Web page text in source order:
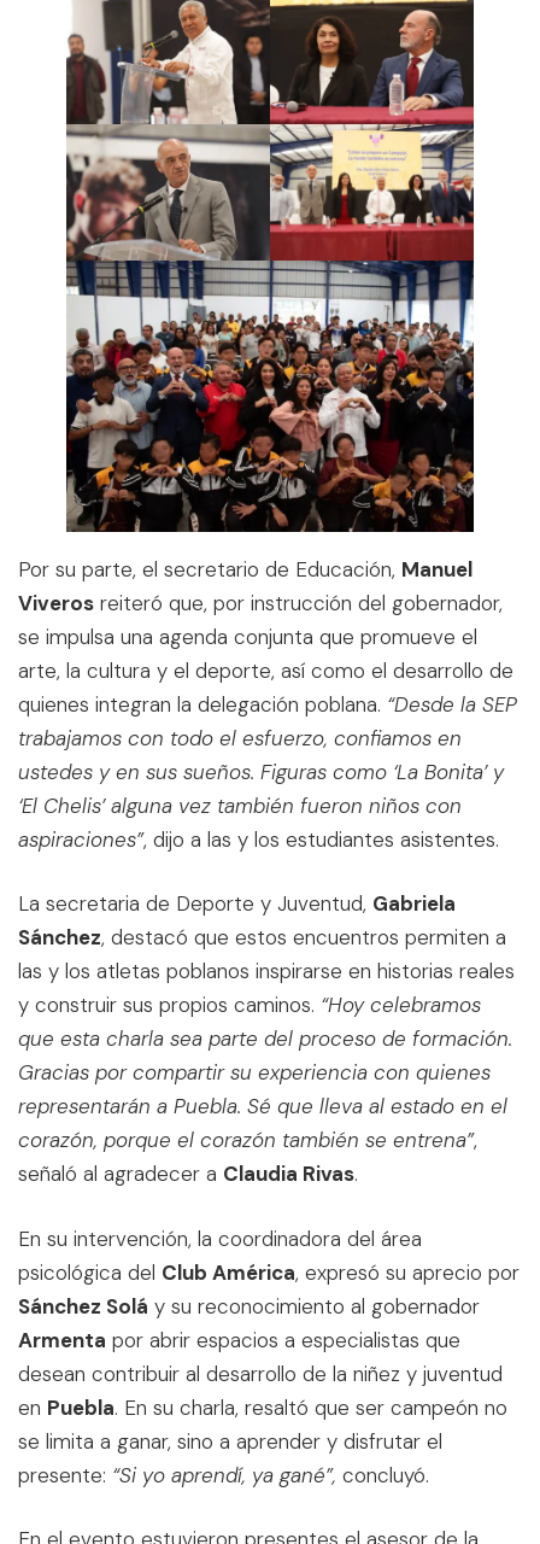
Por su parte, el secretario de Educación, Manuel
Viveros reiteró que, por instrucción del gobernador,
se impulsa una agenda conjunta que promueve el
arte, la cultura y el deporte, así como el desarrollo de
quienes integran la delegación poblana. “Desde la SEP
trabajamos con todo el esfuerzo, confiamos en
ustedes y en sus sueños. Figuras como ‘La Bonita’ y
‘El Chelis’ alguna vez también fueron niños con
aspiraciones”, dijo a las y los estudiantes asistentes.
La secretaria de Deporte y Juventud, Gabriela
Sánchez, destacó que estos encuentros permiten a
las y los atletas poblanos inspirarse en historias reales
y construir sus propios caminos. “Hoy celebramos
que esta charla sea parte del proceso de formación.
Gracias por compartir su experiencia con quienes
representarán a Puebla. Sé que lleva al estado en el
corazón, porque el corazón también se entrena”,
señaló al agradecer a Claudia Rivas.
En su intervención, la coordinadora del área
psicológica del Club América, expresó su aprecio por
Sánchez Solá y su reconocimiento al gobernador
Armenta por abrir espacios a especialistas que
desean contribuir al desarrollo de la niñez y juventud
en Puebla. En su charla, resaltó que ser campeón no
se limita a ganar, sino a aprender y disfrutar el
presente: “Si yo aprendí, ya gané”, concluyó.